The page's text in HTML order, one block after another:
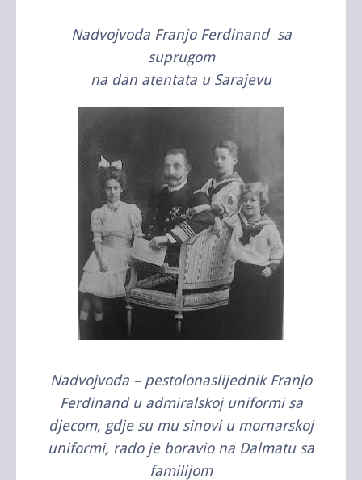
Nadvojvoda Franjo Ferdinand sa
suprugom
na dan atentata u Sarajevu
Nadvojvoda – pestolonaslijednik Franjo
Ferdinand u admiralskoj uniformi sa
djecom, gdje su mu sinovi u mornarskoj
uniformi, rado je boravio na Dalmatu sa
familijom